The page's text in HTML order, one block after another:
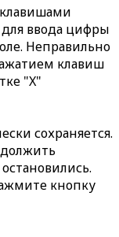
ввода цифры
Неправильно
клавиш
"X"
сохраняется.
кнопку